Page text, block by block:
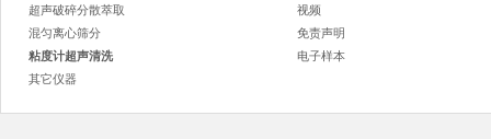
超声破碎分散萃取
混匀离心筛分
粘度计超声清洗
其它仪器
视频
免责声明
电子样本